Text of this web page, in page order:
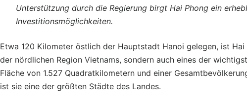
Unterstützung durch die Regierung birgt Hai Phong ein
Investitionsmöglichkeiten.
Etwa 120 Kilometer östlich der Hauptstadt Hanoi gelegen, ist
der nördlichen Region Vietnams, sondern auch eines der
Fläche von 1.527 Quadratkilometern und einer
ist sie eine der größten Städte des Landes.